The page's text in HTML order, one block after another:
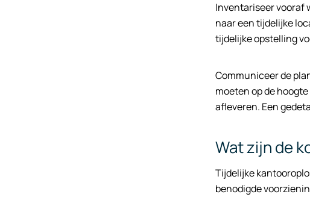
Inventariseer vooraf
naar een tijdelijke
tijdelijke opstelling
Communiceer de
moeten op de
afleveren. Een
Wat zijn de
Tijdelijke
benodigde